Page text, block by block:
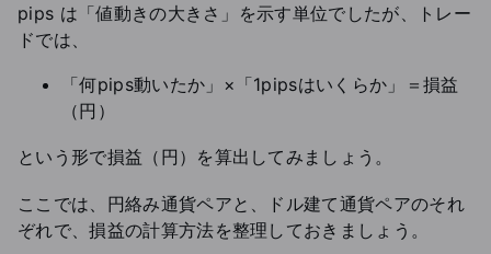
pips は「値動きの大きさ」を示す単位でしたが、トレー
ドでは、
「何pips動いたか」×「1pipsはいくらか」＝損益
（円）
という形で損益（円）を算出してみましょう。
ここでは、円絡み通貨ペアと、ドル建て通貨ペアのそれ
ぞれで、損益の計算方法を整理しておきましょう。